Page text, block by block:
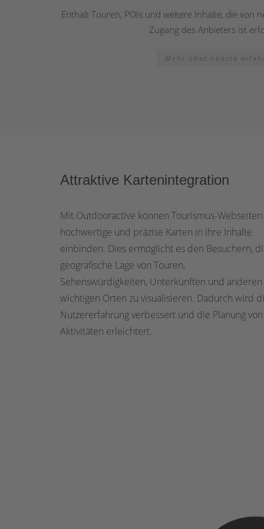
Enthält Touren, POIs und weitere Inhalte, die von
Zugang des Anbieters ist
Mehr über neusta
Attraktive Kartenintegration
Mit Outdooractive können Tourismus-Webseiten
hochwertige und präzise Karten in ihre Inhalte
einbinden. Dies ermöglicht es den Besuchern,
geografische Lage von Touren,
Sehenswürdigkeiten, Unterkünften und anderen
wichtigen Orten zu visualisieren. Dadurch wird
Nutzererfahrung verbessert und die Planung von
Aktivitäten erleichtert.